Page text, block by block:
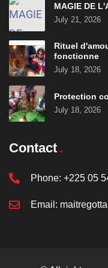
MAGIE DE
July 21, 2026
Rituel
fonctionne
July 18, 2026
Protection
July 18, 2026
Contact
Phone: +225 05
Email: